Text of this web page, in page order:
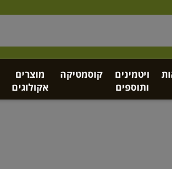
ויטמינים
ותוספים
קוסמטיקה
מוצרים
אקולוגים